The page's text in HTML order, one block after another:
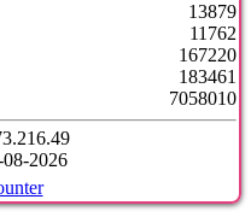
13879
11762
167220
183461
7058010
08-2026